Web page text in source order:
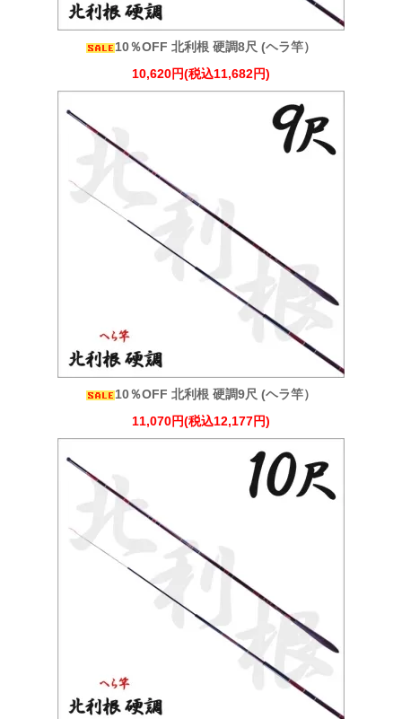
10％OFF 北利根 硬調8尺 (ヘラ竿）
10,620円(税込11,682円)
10％OFF 北利根 硬調9尺 (ヘラ竿）
11,070円(税込12,177円)